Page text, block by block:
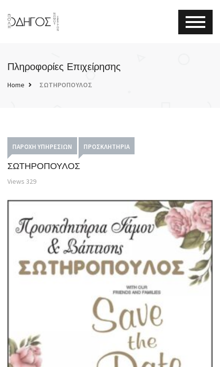
Πληροφορίες Επιχείρησης
Home ΣΩΤΗΡΟΠΟΥΛΟΣ
ΠΑΡΟΧΉ ΥΠΗΡΕΣΙΏΝ ΠΡΟΣΚΛΗΤΉΡΙΑ
ΣΩΤΗΡΟΠΟΥΛΟΣ
Views 329